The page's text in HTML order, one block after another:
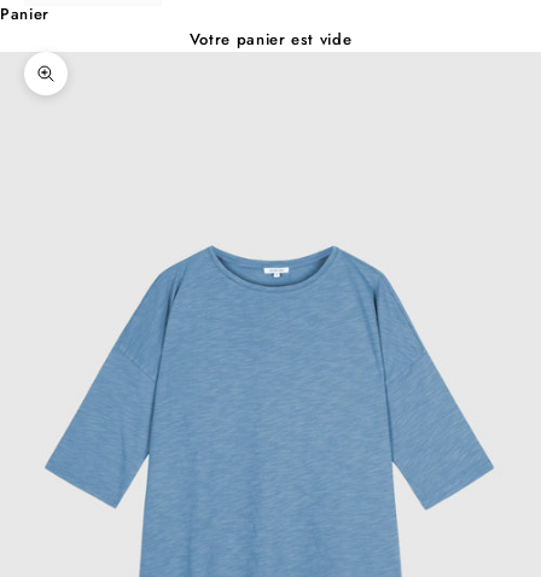
Panier
Votre panier est vide
Zoomer sur l'image